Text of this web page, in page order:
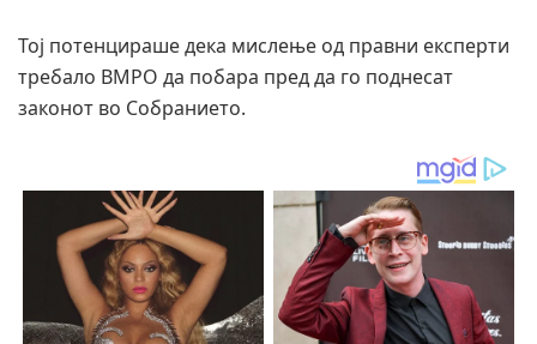
Тој потенцираше дека мислење од правни експерти
требало ВМРО да побара пред да го поднесат
законот во Собранието.